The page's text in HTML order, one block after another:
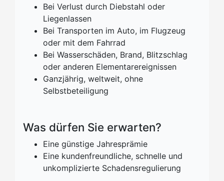
Bei Verlust durch Diebstahl oder
Liegenlassen
Bei Transporten im Auto, im Flugzeug
oder mit dem Fahrrad
Bei Wasserschäden, Brand, Blitzschlag
oder anderen Elementarereignissen
Ganzjährig, weltweit, ohne
Selbstbeteiligung
Was dürfen Sie erwarten?
Eine günstige Jahresprämie
Eine kundenfreundliche, schnelle und
unkomplizierte Schadensregulierung